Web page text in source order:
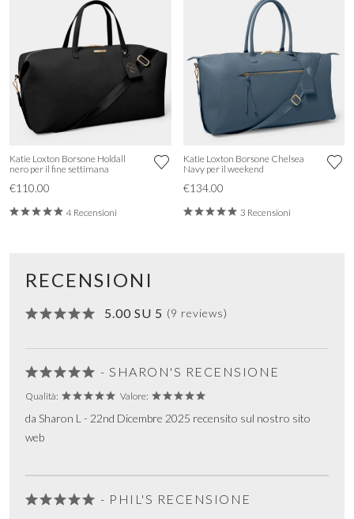
Katie Loxton Borsone Holdall
nero per il fine settimana
€110.00
4 Recensioni
Katie Loxton Borsone Chelsea
Navy per il weekend
€134.00
3 Recensioni
RECENSIONI
5.00 SU 5 (9 reviews)
- SHARON'S RECENSIONE
Qualità: Valore:
da Sharon L - 22nd Dicembre 2025 recensito sul nostro sito
web
- PHIL'S RECENSIONE